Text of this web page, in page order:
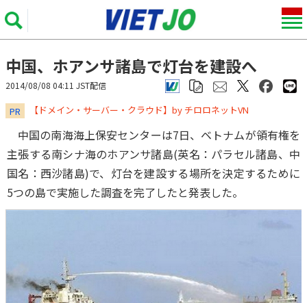
中国、ホアンサ諸島で灯台を建設へ
2014/08/08 04:11 JST配信
PR ​​​​​​​【ドメイン・サーバー・クラウド】by チロロネットVN
中国の南海海上保安センターは7日、ベトナムが領有権を
主張する南シナ海のホアンサ諸島(英名：パラセル諸島、中
国名：西沙諸島)で、灯台を建設する場所を決定するために
5つの島で実施した調査を完了したと発表した。